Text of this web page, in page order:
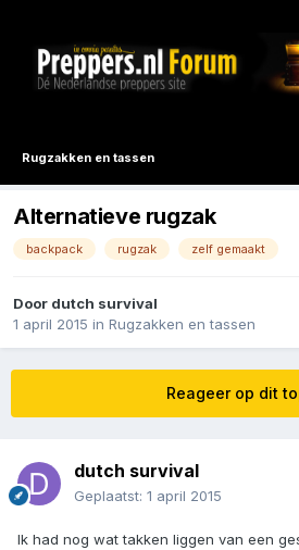
Rugzakken en tassen
Alternatieve rugzak
backpack rugzak zelf gemaakt
Door dutch survival
1 april 2015 in Rugzakken en tassen
Reageer op dit
dutch survival
Geplaatst: 1 april 2015
Ik had nog wat takken liggen van een